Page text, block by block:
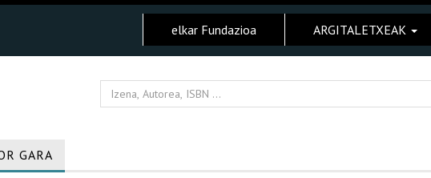
elkar Fundazioa ARGITALETXEAK
GARA